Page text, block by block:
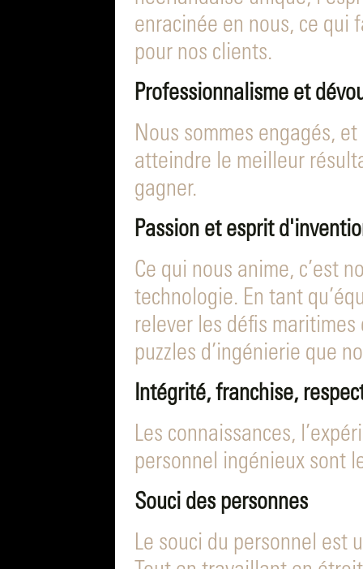
enracinée en nous, ce qui
pour nos clients.
Professionnalisme et
Nous sommes engagés,
atteindre le meilleur
gagner.
Passion et esprit
Ce qui nous anime, c’est
technologie. En tant
relever les défis
puzzles d’ingénierie que
Intégrité, franchise,
Les connaissances,
personnel ingénieux sont
Souci des personnes
Le souci du personnel est